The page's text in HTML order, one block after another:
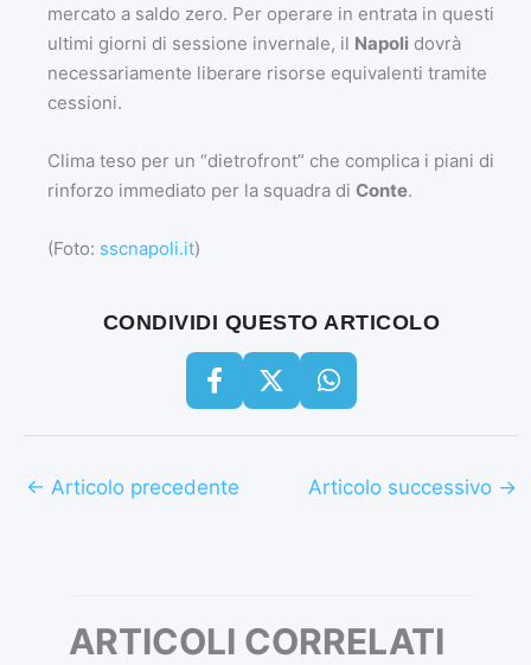
mercato a saldo zero. Per operare in entrata in questi
ultimi giorni di sessione invernale, il Napoli dovrà
necessariamente liberare risorse equivalenti tramite
cessioni.
Clima teso per un “dietrofront” che complica i piani di
rinforzo immediato per la squadra di Conte.
(Foto: sscnapoli.it)
CONDIVIDI QUESTO ARTICOLO
← Articolo precedente Articolo successivo →
ARTICOLI CORRELATI